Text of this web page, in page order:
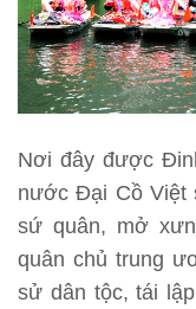
Nơi đây được
nước Đại Cồ Việt
sứ quân, mở
quân chủ trung
sử dân tộc, tái